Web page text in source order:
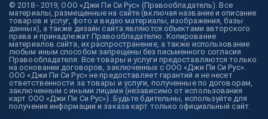
© 2018 - 2019, ООО «Джи Пи Си Рус» (Правообладатель). Все
материалы, размещенные на сайте (включая название и описание
товаров и услуг, фото и видео материалы, изображения, базы
данных), а также дизайн сайта являются объектами авторского
права и принадлежат Правообладателю. Копирование
материалов сайта, их распространение, а также использование
любым иным способом запрещены без письменного согласия
Правообладателя. Все товары и услуги предоставляются только
на основании договоров, заключенных с ООО «Джи Пи Си Рус».
ООО «Джи Пи Си Рус» не предоставляет гарантий и не несет
ответственности за товары и услуги, полученные по договорам,
заключенным с иными лицами (независимо от использования
карт ООО «Джи Пи Си Рус»). Будьте бдительны, используйте для
получения информации и заказа карт только официальный сайт.